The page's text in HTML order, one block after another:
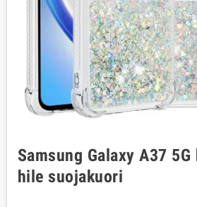
Samsung Galaxy A37
hile suojakuori